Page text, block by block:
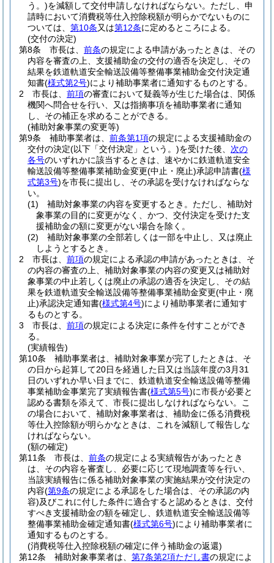
う。)を減額して交付申請しなければならない。 ただし、申
請時において消費税等仕入控除税額が明らかでないものに
ついては、 第10条又は第12条に定めるところによる。
(交付の決定)
第8条
市長は、 前条の規定による申請があったときは、その
内容を審査の上、支援補助金の交付の適否を決定し、その
結果を鉄道軌道安全輸送設備等整備事業補助金交付決定通
知書(様式第2号)により補助事業者に通知するものとする。
2
市長は、 前項の審査において疑義等が生じた場合は、関係
機関へ問合せを行い、又は指摘事項を補助事業者に通知
し、その補正を求めることができる。
(補助対象事業の変更等)
第9条
補助事業者は、 前条第1項の規定による支援補助金の
交付の決定(以下「交付決定」という。)を受けた後、 次の
各号のいずれかに該当するときは、速やかに鉄道軌道安全
輸送設備等整備事業補助金変更(中止・廃止)承認申請書(様
式第3号)を市長に提出し、その承認を受けなければならな
い。
(1)
補助対象事業の内容を変更するとき。 ただし、補助対
象事業の目的に変更がなく、かつ、交付決定を受けた支
援補助金の額に変更がない場合を除く。
(2)
補助対象事業の全部若しくは一部を中止し、又は廃止
しようとするとき。
2
市長は、 前項の規定による承認の申請があったときは、そ
の内容の審査の上、補助対象事業の内容の変更又は補助対
象事業の中止若しくは廃止の承認の適否を決定し、その結
果を鉄道軌道安全輸送設備等整備事業補助金変更(中止・廃
止)承認決定通知書(様式第4号)により補助事業者に通知す
るものとする。
3
市長は、 前項の規定による決定に条件を付すことができ
る。
(実績報告)
第10条
補助事業者は、補助対象事業が完了したときは、そ
の日から起算して20日を経過した日又は当該年度の3月31
日のいずれか早い日までに、鉄道軌道安全輸送設備等整備
事業補助金事業完了実績報告書(様式第5号)に市長が必要と
認める書類を添えて、市長に提出しなければならない。
こ
の場合において、補助対象事業者は、補助金に係る消費税
等仕入控除額が明らかなときは、これを減額して報告しな
ければならない。
(額の確定)
第11条
市長は、 前条の規定による実績報告があったとき
は、その内容を審査し、必要に応じて現地調査等を行い、
当該実績報告に係る補助対象事業の実施結果が交付決定の
内容(第9条の規定による承認をした場合は、その承認の内
容)及びこれに付した条件に適合すると認めるときは、交付
すべき支援補助金の額を確定し、鉄道軌道安全輸送設備等
整備事業補助金確定通知書(様式第6号)により補助事業者に
通知するものとする。
(消費税等仕入控除税額の確定に伴う補助金の返還)
第12条
補助対象事業者は、 第7条第2項ただし書の規定によ